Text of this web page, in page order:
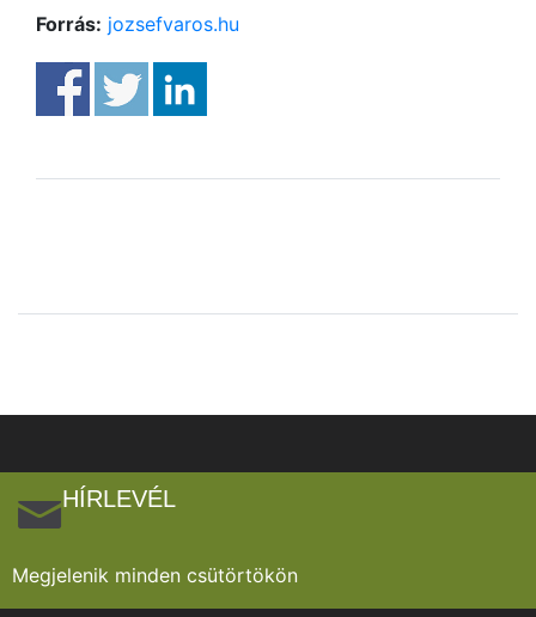
Forrás: jozsefvaros.hu
HÍRLEVÉL
Megjelenik minden csütörtökön